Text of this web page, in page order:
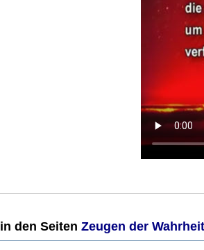
in den SeitenZeugen der Wahrheit